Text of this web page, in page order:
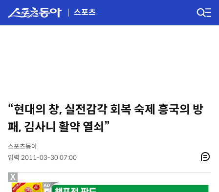
스포츠
“현대의 창, 실전감각 회복 숙제 흥국의 방
패, 김사니 활약 열쇠”
스포츠동아
입력 2011-03-30 07:00
X